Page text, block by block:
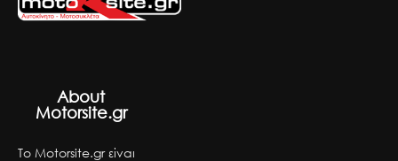
About
Motorsite.gr
Το Motorsite.gr είναι